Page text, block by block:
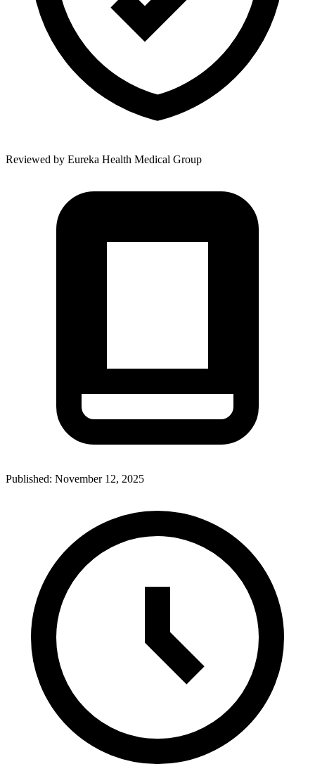
Reviewed by Eureka Health Medical Group
Published: November 12, 2025